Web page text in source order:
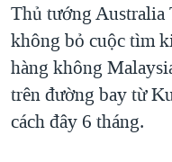
THỂ THAO
GIÁO DỤC
CHI PHÍ CHIẾN TRANH
CÁC GIÁ TRỊ CỘNG
THƯỢNG ĐỈNH
TRỊNH VĨNH BÌNH VS.
Thủ tướng
không bỏ cuộc tìm
hàng không
trên đường bay từ
cách đây 6 tháng.